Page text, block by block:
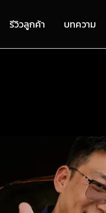
รีวิวลูกค้า บทความ